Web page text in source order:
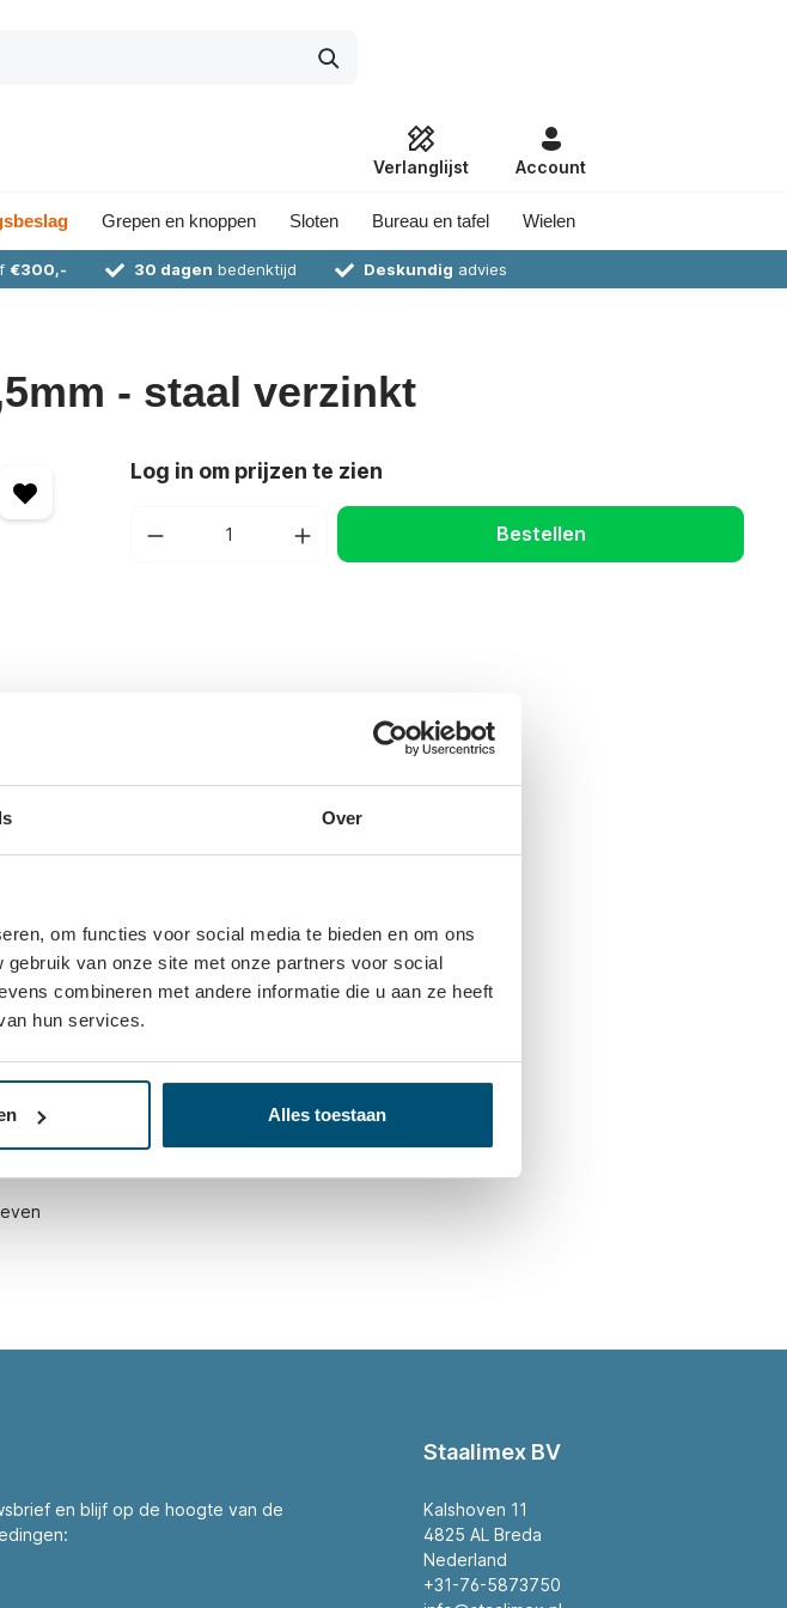
Over
om functies voor social media te bieden en om ons
van onze site met onze partners voor social
combineren met andere informatie die u aan ze heeft
hun services.
Alles toestaan
Verlanglijst Account
Grepen en knoppen Sloten Bureau en tafel Wielen
€300,- 30 dagen bedenktijd Deskundig advies
- staal verzinkt
Log in om prijzen te zien
Bestellen
Staalimex BV
Kalshoven 11
4825 AL Breda
Nederland
+31-76-5873750
en blijf op de hoogte van de